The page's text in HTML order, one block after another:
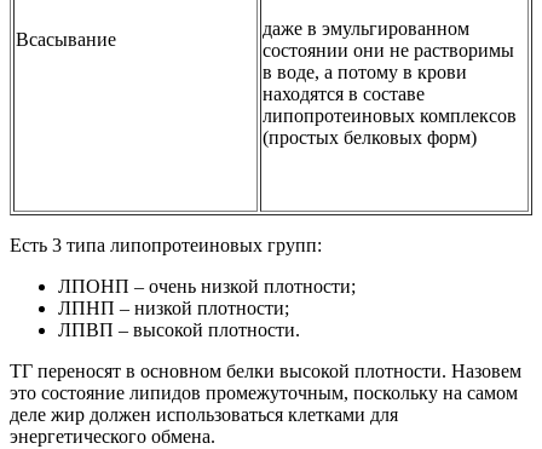
Всасывание
даже в эмульгированном
состоянии они не растворимы
в воде, а потому в крови
находятся в составе
липопротеиновых комплексов
(простых белковых форм)
Есть 3 типа липопротеиновых групп:
ЛПОНП – очень низкой плотности;
ЛПНП – низкой плотности;
ЛПВП – высокой плотности.
ТГ переносят в основном белки высокой плотности. Назовем
это состояние липидов промежуточным, поскольку на самом
деле жир должен использоваться клетками для
энергетического обмена.